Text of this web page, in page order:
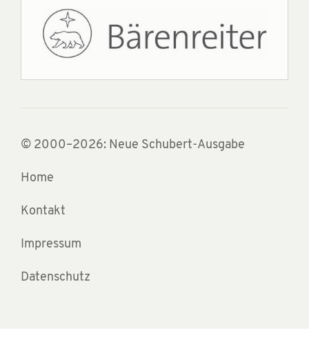
© 2000–2026: Neue Schubert-Ausgabe
Home
Kontakt
Impressum
Datenschutz